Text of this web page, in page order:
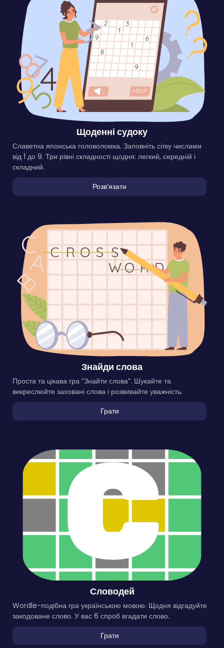
Щоденні судоку
Славетна японська головоломка. Заповніть сітку числами
від 1 до 9. Три рівні складності щодня: легкий, середній і
складний.
Розвʼязати
Знайди слова
Проста та цікава гра “Знайти слова”. Шукайте та
викреслюйте заховані слова і розвивайте уважність.
Грати
Словодей
Wordle-подібна гра українською мовою. Щодня відгадуйте
закодоване слово. У вас 6 спроб вгадати слово.
Грати